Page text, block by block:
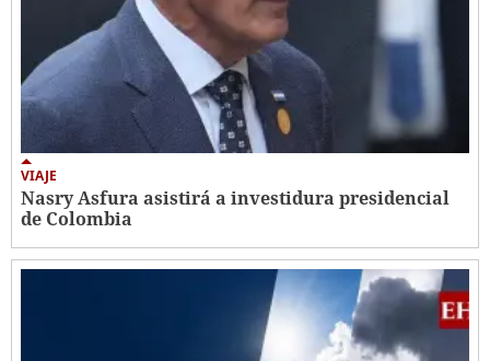
VIAJE
Nasry Asfura asistirá a investidura presidencial
de Colombia